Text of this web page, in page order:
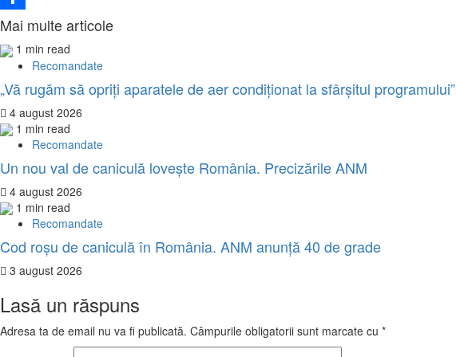
Partajează
Mai multe articole
1 min read
Recomandate
„Vă rugăm să opriţi aparatele de aer condiţionat la sfârşitul programului”
4 august 2026
1 min read
Recomandate
Un nou val de caniculă lovește România. Precizările ANM
4 august 2026
1 min read
Recomandate
Cod roșu de caniculă în România. ANM anunță 40 de grade
3 august 2026
Lasă un răspuns
Adresa ta de email nu va fi publicată. Câmpurile obligatorii sunt marcate cu *